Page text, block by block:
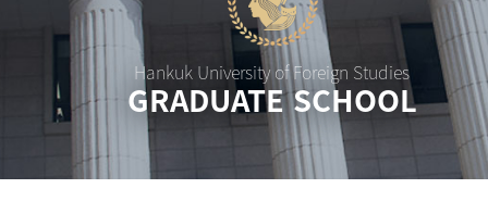
Hankuk University of Foreign Studies
GRADUATE SCHOOL